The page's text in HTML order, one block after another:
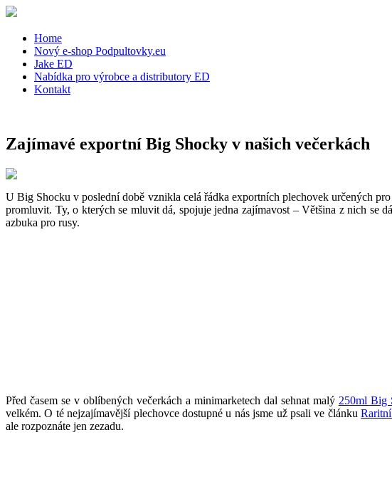
Home
Nový e-shop Podpultovky.eu
Jake ED
Nabídka pro výrobce a distributory ED
Kontakt
Zajímavé exportní Big Shocky v našich večerkách
U Big Shocku v poslední době vznikla celá řádka exportních plechovek určených
promluvit. Ty, o kterých se mluvit dá, spojuje jedna zajímavost – Většina z nich se
azbuka pro rusy.
Před časem se v oblíbených večerkách a minimarketech dal sehnat malý 250ml Big
velkém. O té nejzajímavější plechovce dostupné u nás jsme už psali ve článku
ale rozpoznáte jen zezadu.